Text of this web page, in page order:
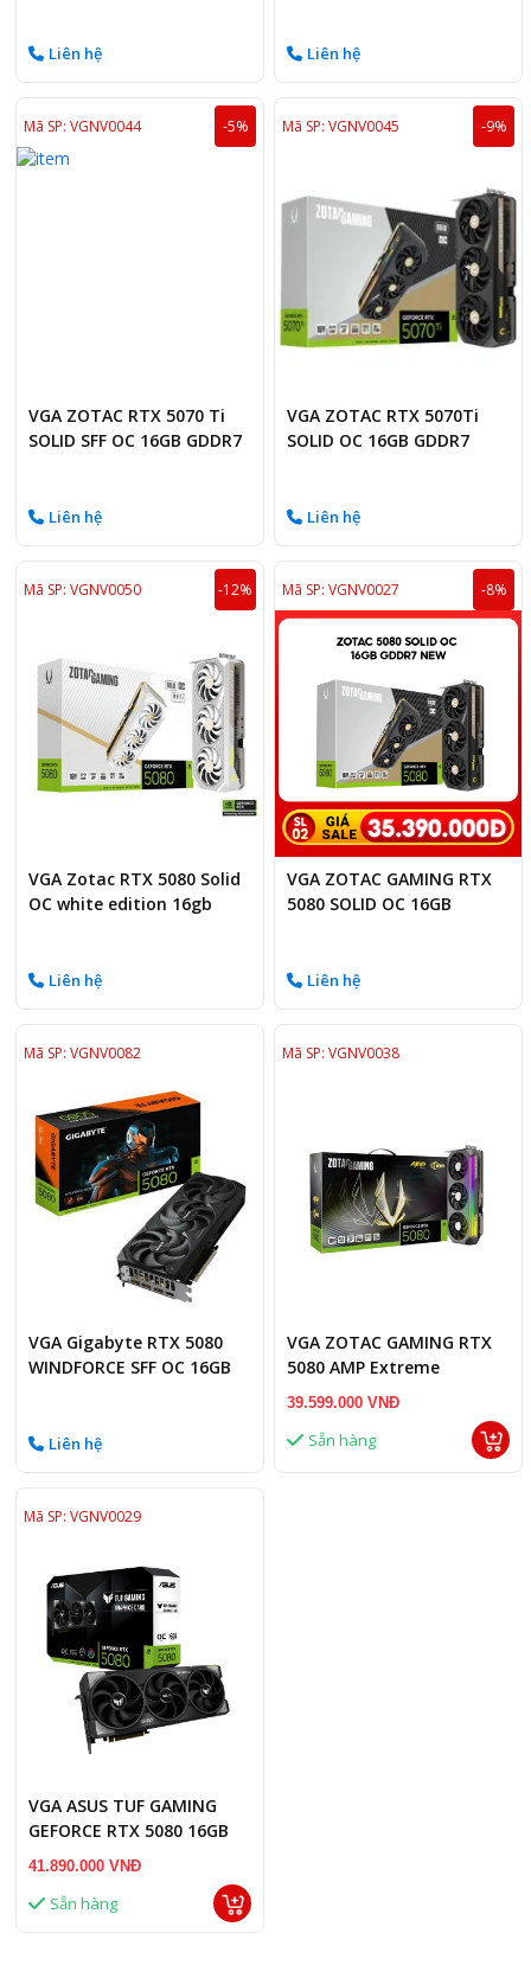
Liên hệ Liên hệ
Mã SP: VGNV0044 -5%
VGA ZOTAC RTX 5070 Ti
SOLID SFF OC 16GB GDDR7
Liên hệ
Mã SP: VGNV0045 -9%
VGA ZOTAC RTX 5070Ti
SOLID OC 16GB GDDR7
Liên hệ
Mã SP: VGNV0050 -12%
VGA Zotac RTX 5080 Solid
OC white edition 16gb
Liên hệ
Mã SP: VGNV0027 -8%
VGA ZOTAC GAMING RTX
5080 SOLID OC 16GB
Liên hệ
Mã SP: VGNV0082
VGA Gigabyte RTX 5080
WINDFORCE SFF OC 16GB
Liên hệ
Mã SP: VGNV0038
VGA ZOTAC GAMING RTX
5080 AMP Extreme
INFINITY 16GB
39.599.000 VNĐ
Sẵn hàng
Mã SP: VGNV0029
VGA ASUS TUF GAMING
GEFORCE RTX 5080 16GB
GDDR7 OC
41.890.000 VNĐ
Sẵn hàng